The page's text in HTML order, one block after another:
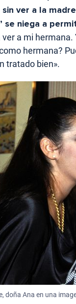
ver a la
se niega a
a mi
hermana?
tratado bien».
doña Ana en una